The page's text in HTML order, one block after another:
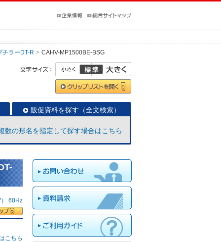
チラーDT-R CAHV-MP1500BE-BSG
販促資料を探す（全文検索）
数の形名を指定して探す場合はこちら
60Hz
こちら